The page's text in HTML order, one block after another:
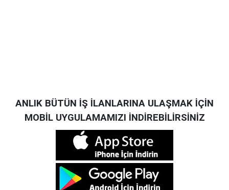
ANLIK BÜTÜN İŞ İLANLARINA ULAŞMAK İÇİN
MOBİL UYGULAMAMIZI İNDİREBİLİRSİNİZ